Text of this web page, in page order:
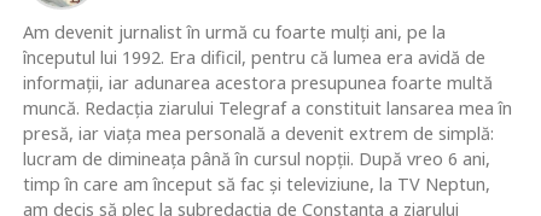
Am devenit jurnalist în urmă cu foarte mulţi ani, pe la
începutul lui 1992. Era dificil, pentru că lumea era avidă de
informaţii, iar adunarea acestora presupunea foarte multă
muncă. Redacţia ziarului Telegraf a constituit lansarea mea în
presă, iar viaţa mea personală a devenit extrem de simplă:
lucram de dimineaţa până în cursul nopţii. După vreo 6 ani,
timp în care am început să fac şi televiziune, la TV Neptun,
am decis să plec la subredacţia de Constanţa a ziarului